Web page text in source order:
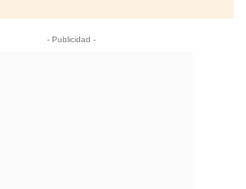
- Publicidad -